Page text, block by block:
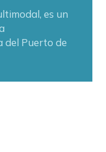
es un
del Puerto de